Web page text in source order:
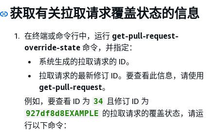
获取有关拉取请求覆盖状态的信息
在终端或命令行中，运行 get-pull-request-
override-state 命令，并指定：
系统生成的拉取请求的 ID。
拉取请求的最新修订 ID。要查看此信息，请使用
get-pull-request。
例如，要查看 ID 为 34 且修订 ID 为
927df8d8EXAMPLE 的拉取请求的覆盖状态，请运
行以下命令：